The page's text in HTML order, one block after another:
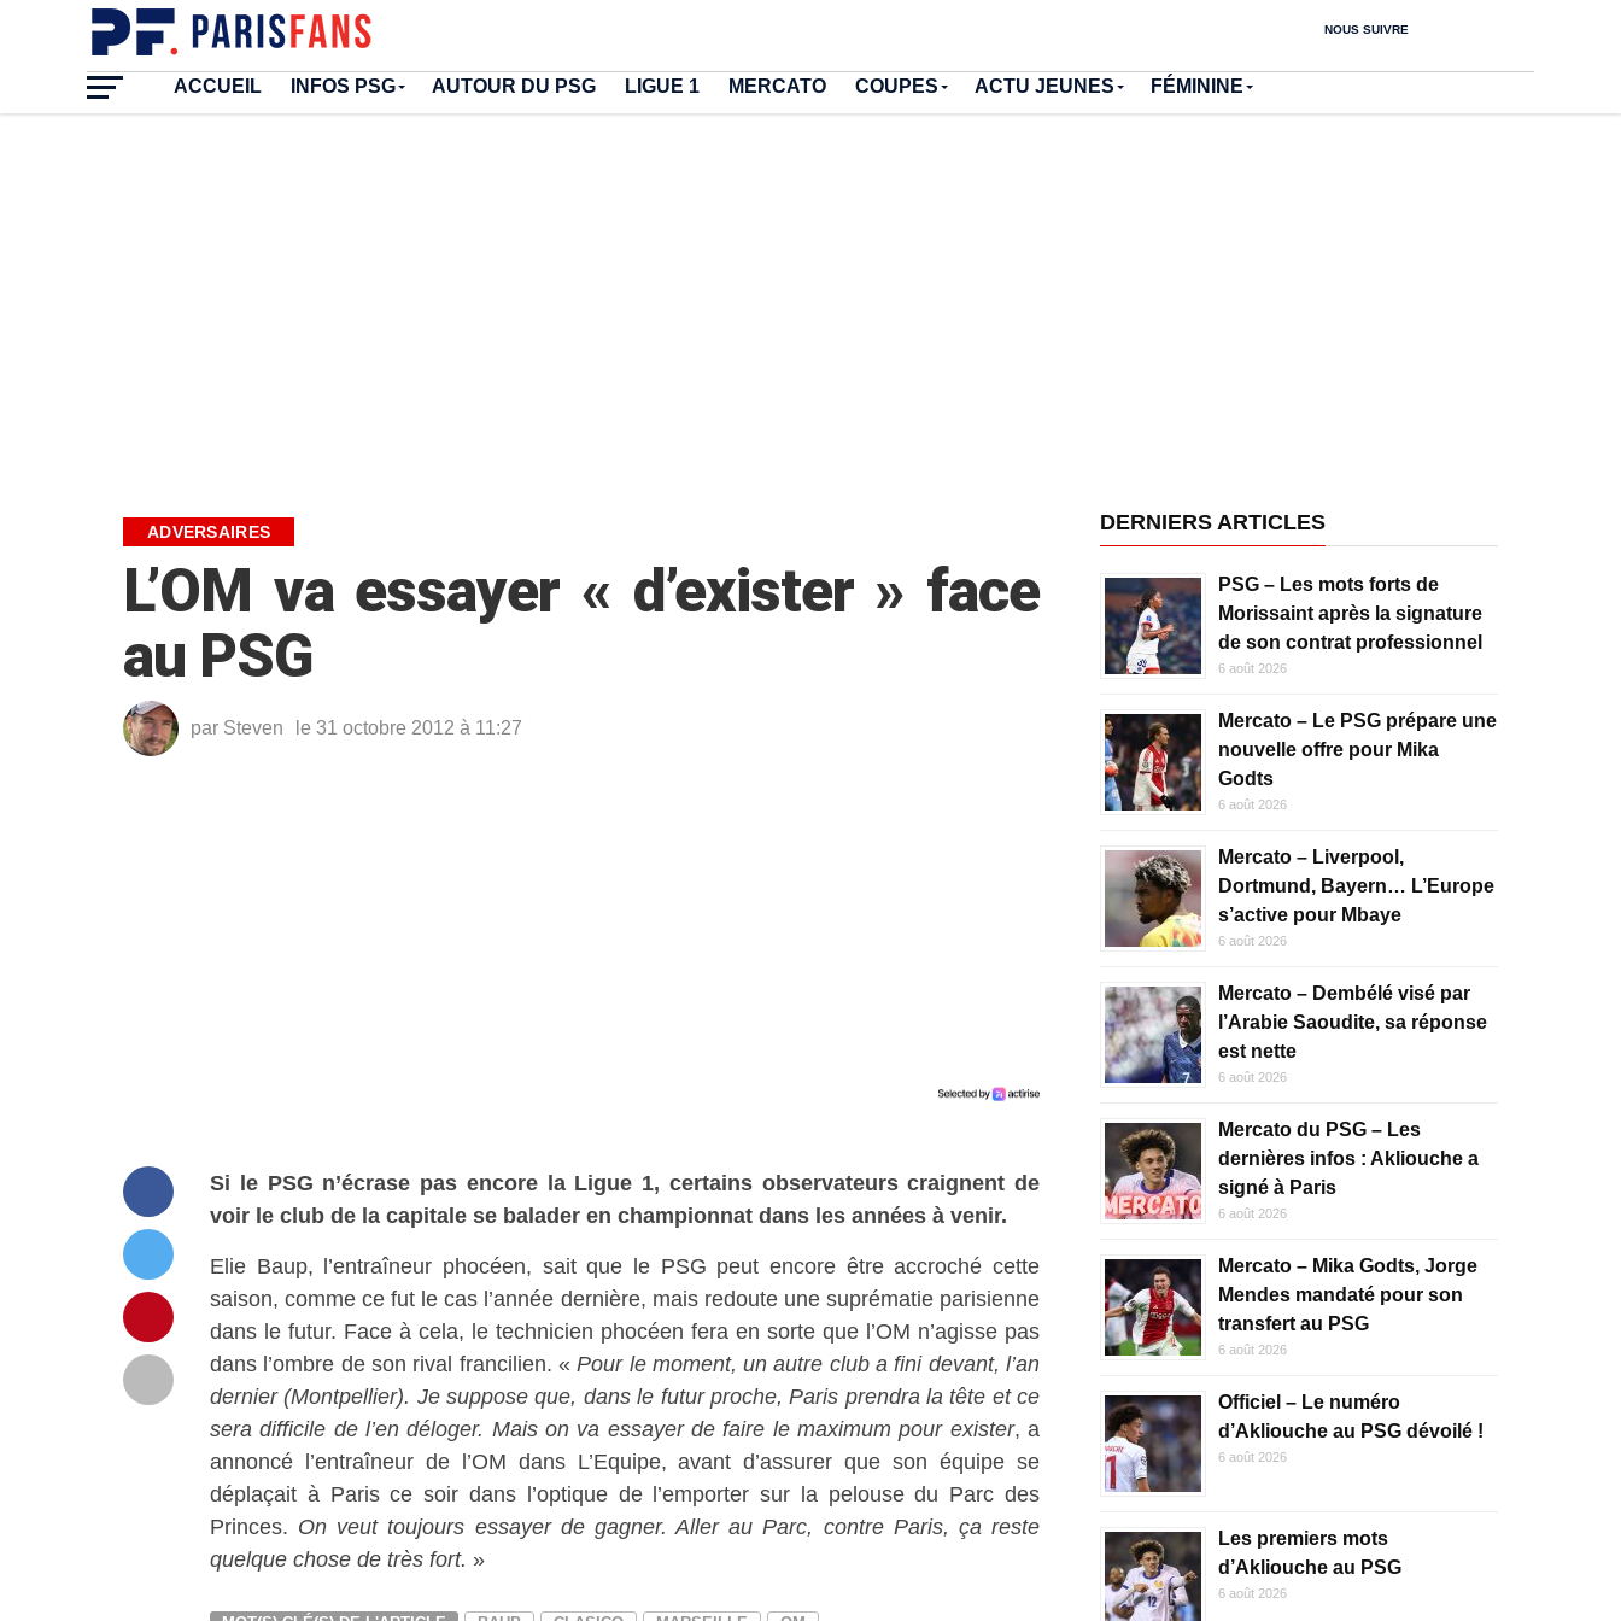
NOUS SUIVRE
ACCUEIL INFOS PSG AUTOUR DU PSG LIGUE 1 MERCATO COUPES ACTU JEUNES FÉMININE
ADVERSAIRES
L’OM va essayer « d’exister » face
au PSG
par Steven le 31 octobre 2012 à 11:27
Si le PSG n’écrase pas encore la Ligue 1, certains observateurs craignent de
voir le club de la capitale se balader en championnat dans les années à venir.
Elie Baup, l’entraîneur phocéen, sait que le PSG peut encore être accroché cette
saison, comme ce fut le cas l’année dernière, mais redoute une suprématie parisienne
dans le futur. Face à cela, le technicien phocéen fera en sorte que l’OM n’agisse pas
dans l’ombre de son rival francilien. «Pour le moment, un autre club a fini devant, l’an
dernier (Montpellier). Je suppose que, dans le futur proche, Paris prendra la tête et ce
sera difficile de l’en déloger. Mais on va essayer de faire le maximum pour exister, a
annoncé l’entraîneur de l’OM dans L’Equipe, avant d’assurer que son équipe se
déplaçait à Paris ce soir dans l’optique de l’emporter sur la pelouse du Parc des
Princes. On veut toujours essayer de gagner. Aller au Parc, contre Paris, ça reste
quelque chose de très fort. »
DERNIERS ARTICLES
PSG – Les mots forts de
Morissaint après la signature
de son contrat professionnel
6 août 2026
Mercato – Le PSG prépare une
nouvelle offre pour Mika
Godts
6 août 2026
Mercato – Liverpool,
Dortmund, Bayern… L’Europe
s’active pour Mbaye
6 août 2026
Mercato – Dembélé visé par
l’Arabie Saoudite, sa réponse
est nette
6 août 2026
Mercato du PSG – Les
dernières infos : Akliouche a
signé à Paris
6 août 2026
Mercato – Mika Godts, Jorge
Mendes mandaté pour son
transfert au PSG
6 août 2026
Officiel – Le numéro
d’Akliouche au PSG dévoilé !
6 août 2026
Les premiers mots
d’Akliouche au PSG
6 août 2026